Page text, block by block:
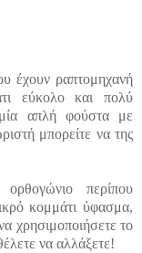
έχουν ραπτομηχανή
εύκολο και πολύ
μία απλή φούστα με
μπορείτε να της
περίπου
κομμάτι ύφασμα,
χρησιμοποιήσετε το
να αλλάξετε!